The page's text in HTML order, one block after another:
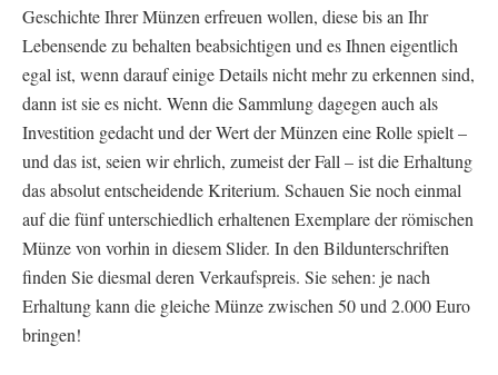
Geschichte Ihrer Münzen erfreuen wollen, diese bis an Ihr
Lebensende zu behalten beabsichtigen und es Ihnen eigentlich
egal ist, wenn darauf einige Details nicht mehr zu erkennen sind,
dann ist sie es nicht. Wenn die Sammlung dagegen auch als
Investition gedacht und der Wert der Münzen eine Rolle spielt –
und das ist, seien wir ehrlich, zumeist der Fall – ist die Erhaltung
das absolut entscheidende Kriterium. Schauen Sie noch einmal
auf die fünf unterschiedlich erhaltenen Exemplare der römischen
Münze von vorhin in diesem Slider. In den Bildunterschriften
finden Sie diesmal deren Verkaufspreis. Sie sehen: je nach
Erhaltung kann die gleiche Münze zwischen 50 und 2.000 Euro
bringen!